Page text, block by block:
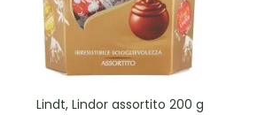
Lindt, Lindor assortito 200 g